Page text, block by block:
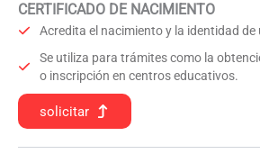
CERTIFICADO DE NACIMIENTO
Acredita el nacimiento y la identidad de
Se utiliza para trámites como la
o inscripción en centros educativos.
solicitar